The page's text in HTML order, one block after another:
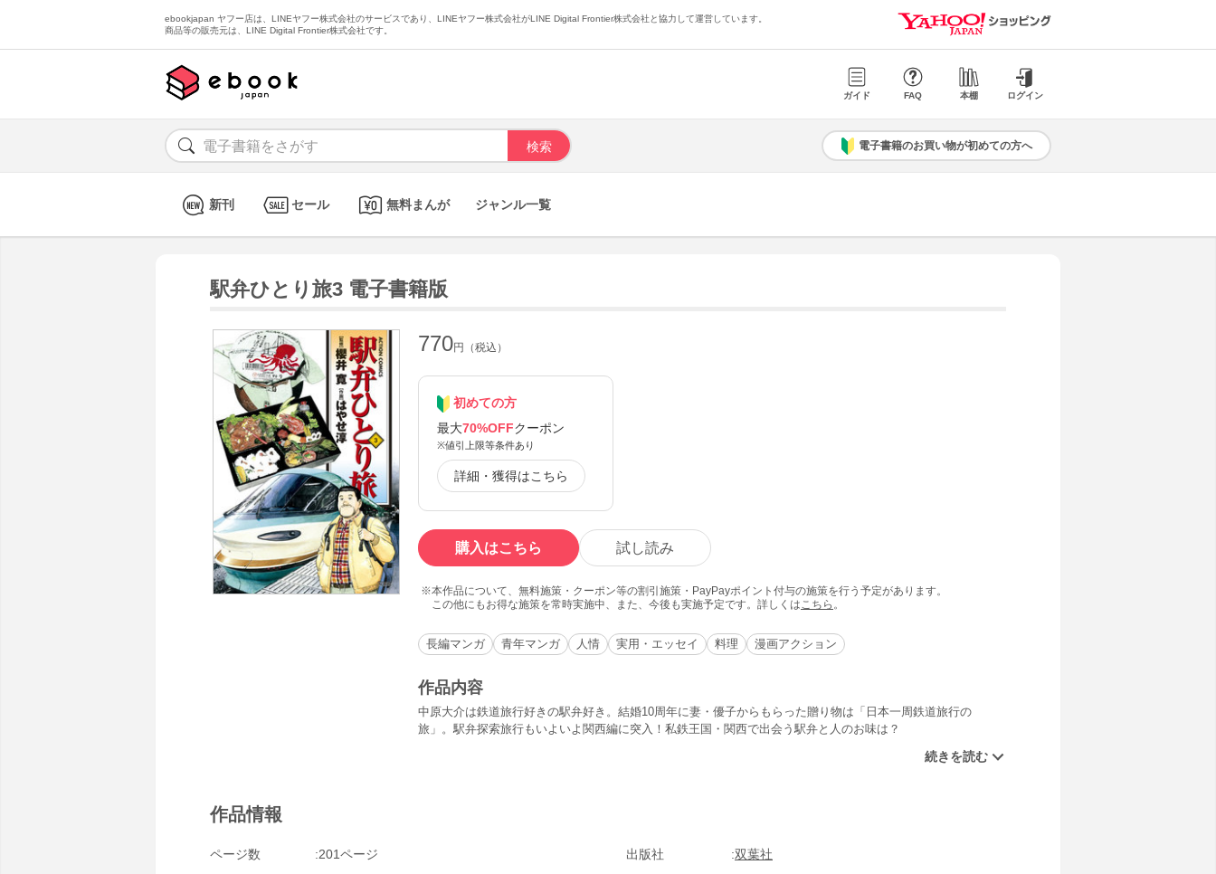
ebookjapan ヤフー店は、LINEヤフー株式会社のサービスであり、LINEヤフー株式会社がLINE Digital Frontier株式会社と協力して運営しています。
商品等の販売元は、LINE Digital Frontier株式会社です。
ガイド FAQ 本棚 ログイン
電子書籍のお買い物が初めての方へ
新刊 セール 無料まんが ジャンル一覧
駅弁ひとり旅3 電子書籍版
770円（税込）
初めての方
最大70%OFFクーポン
※値引上限等条件あり
詳細・獲得はこちら
購入はこちら 試し読み
本作品について、無料施策・クーポン等の割引施策・PayPayポイント付与の施策を行う予定があります。
この他にもお得な施策を常時実施中、また、今後も実施予定です。詳しくは こちら 。
長編マンガ 青年マンガ 人情 実用・エッセイ 料理 漫画アクション
作品内容
中原大介は鉄道旅行好きの駅弁好き。結婚10周年に妻・優子からもらった贈り物は「日本一周鉄道旅行の
旅」。駅弁探索旅行もいよいよ関西編に突入！私鉄王国・関西で出会う駅弁と人のお味は？
作品情報
ページ数 201ページ 出版社 双葉社